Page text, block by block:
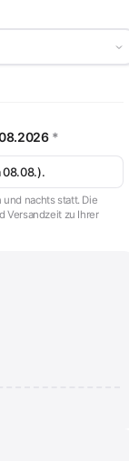
*
08.08.).
nachts statt. Die
Versandzeit zu Ihrer